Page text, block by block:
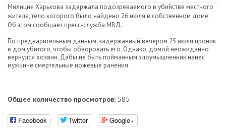
Милиция Харькова задержала подозреваемого в убийстве местного
жителя, тело которого было найдено 26 июля в собственном доме.
Об этом сообщает пресс-служба МВД.
По предварительным данным, задержанный вечером 25 июля проник
в дом убитого, чтобы обворовать его. Однако, домой неожиданно
вернулся хозяин. Дабы не быть пойманным злоумышленник нанес
мужчине смертельные ножевые ранения.
Общее количество просмотров: 585
Facebook Twitter Google+